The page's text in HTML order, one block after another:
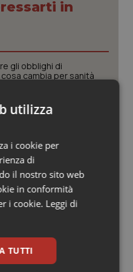
in
gli obblighi di
cambia per sanità
prosegue. Il 7 agosto
da bollino rosso, solo
in giallo
all’ospedale
Baglieri” di Modica
tutta Italia da
Massima allerta in tutte
utilizza
i cookie per
di
il nostro sito web
in conformità
i cookie. Leggi di
TUTTI